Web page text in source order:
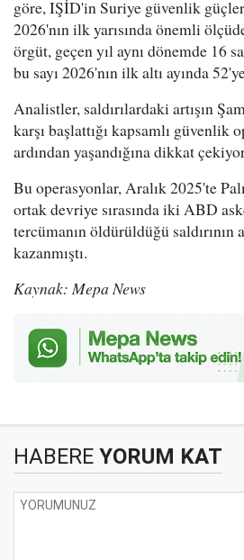
göre, IŞİD'in Suriye güvenlik
2026'nın ilk yarısında önemli
örgüt, geçen yıl aynı dönemde 16
bu sayı 2026'nın ilk altı ayında
Analistler, saldırılardaki artışın
karşı başlattığı kapsamlı güvenlik
ardından yaşandığına dikkat
Bu operasyonlar, Aralık 2025'te
ortak devriye sırasında iki ABD
tercümanın öldürüldüğü saldırının
kazanmıştı.
Kaynak: Mepa News
HABERE YORUM KAT